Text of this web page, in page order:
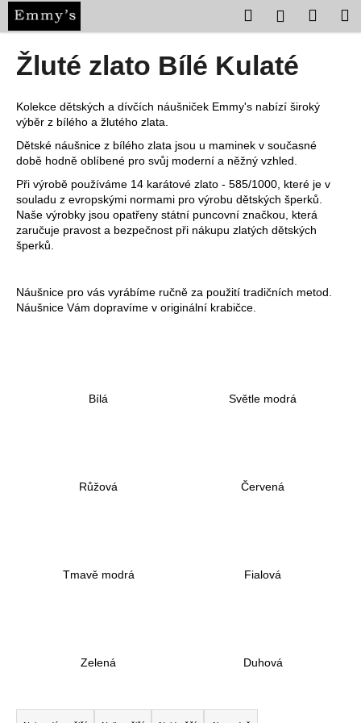
obsah
Hledat Přihlášení
Žluté zlato Bílé Kulaté
Kolekce dětských a dívčích náušniček Emmy's nabízí široký
výběr z bílého a žlutého zlata.
Dětské náušnice z bílého zlata jsou u maminek v současné
době hodně oblíbené pro svůj moderní a něžný vzhled.
Při výrobě používáme 14 karátové zlato - 585/1000, které je v
souladu z evropskými normami pro výrobu dětských šperků.
Naše výrobky jsou opatřeny státní puncovní značkou, která
zaručuje pravost a bezpečnost při nákupu zlatých dětských
šperků.
Náušnice pro vás vyrábíme ručně za použití tradičních metod.
Náušnice Vám dopravíme v originální krabičce.
Bílá Světle modrá
Růžová Červená
Tmavě modrá Fialová
Zelená Duhová
Ř
o
o
p
o
t
ř
e
b
u
e
t
u